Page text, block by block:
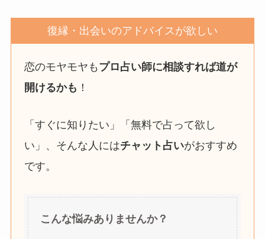
復縁・出会いのアドバイスが欲しい
恋のモヤモヤも プロ占い師に相談すれば道が
開けるかも ！
「すぐに知りたい」「無料で占って欲し
い」、そんな人にはチャット占いがおすすめ
です。
こんな悩みありませんか？